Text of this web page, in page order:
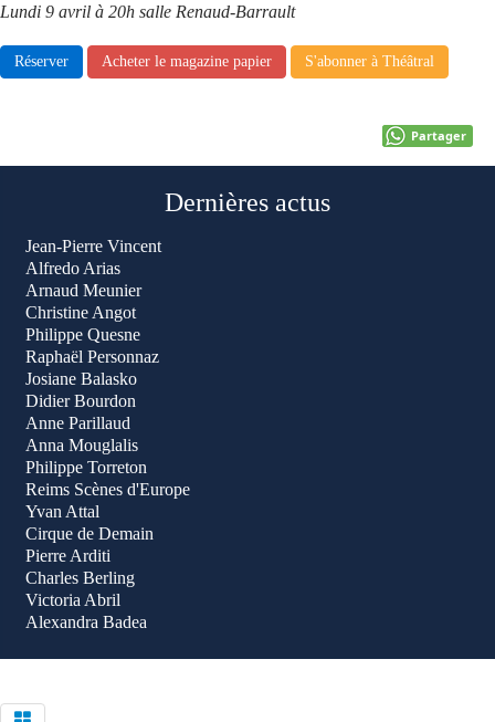
Lundi 9 avril à 20h salle Renaud-Barrault
Réserver Acheter le magazine papier S'abonner à Théâtral
Partager
Dernières actus
Jean-Pierre Vincent
Alfredo Arias
Arnaud Meunier
Christine Angot
Philippe Quesne
Raphaël Personnaz
Josiane Balasko
Didier Bourdon
Anne Parillaud
Anna Mouglalis
Philippe Torreton
Reims Scènes d'Europe
Yvan Attal
Cirque de Demain
Pierre Arditi
Charles Berling
Victoria Abril
Alexandra Badea